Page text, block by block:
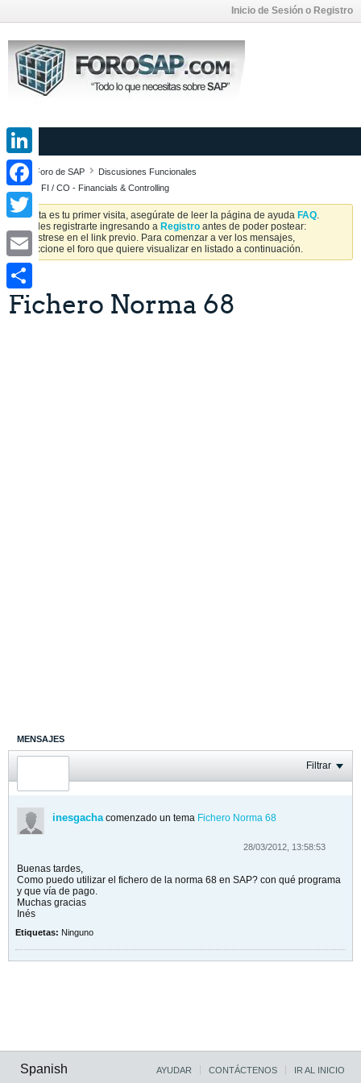
Inicio de Sesión o Registro
Foro de SAP
Discusiones Funcionales
SAP FI / CO - Financials & Controlling
Si esta es tu primer visita, asegúrate de leer la página de ayuda FAQ.
Puedes registrarte ingresando a Registro antes de poder postear:
Regístrese en el link previo. Para comenzar a ver los mensajes,
seleccione el foro que quiere visualizar en listado a continuación.
Fichero Norma 68
MENSAJES
ÚLTIMA ACTIVIDAD Filtrar
inesgachacomenzado un tema Fichero Norma 68
28/03/2012, 13:58:53
Buenas tardes,
Como puedo utilizar el fichero de la norma 68 en SAP? con qué programa
y que vía de pago.
Muchas gracias
Inés
Etiquetas: Ninguno
LinkedIn
Facebook
Twitter
Email
Share
Spanish AYUDAR CONTÁCTENOS IR AL INICIO